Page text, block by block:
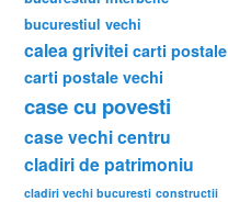
bucurestiul vechi
calea grivitei carti postale
carti postale vechi
case cu povesti
case vechicentru
cladiri de patrimoniu
cladiri vechi bucuresti constructii